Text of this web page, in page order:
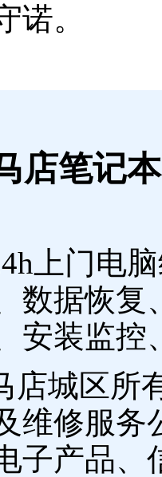
诺。
店笔记
上门电
数据恢复
安装监控
店城区所
维修服务
子产品、